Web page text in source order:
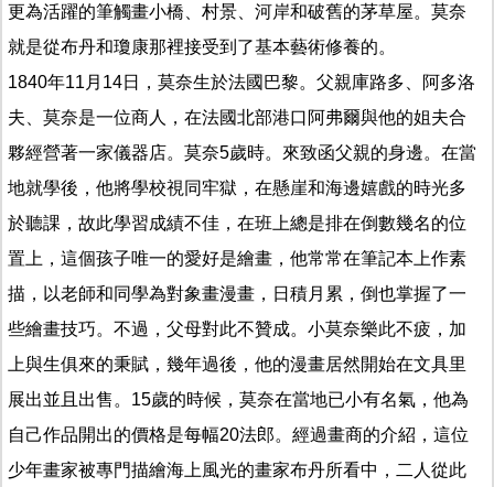
更為活躍的筆觸畫小橋、村景、河岸和破舊的茅草屋。莫奈
就是從布丹和瓊康那裡接受到了基本藝術修養的。
1840年11月14日，莫奈生於法國巴黎。父親庫路多、阿多洛
夫、莫奈是一位商人，在法國北部港口阿弗爾與他的姐夫合
夥經營著一家儀器店。莫奈5歲時。來致函父親的身邊。在當
地就學後，他將學校視同牢獄，在懸崖和海邊嬉戲的時光多
於聽課，故此學習成績不佳，在班上總是排在倒數幾名的位
置上，這個孩子唯一的愛好是繪畫，他常常在筆記本上作素
描，以老師和同學為對象畫漫畫，日積月累，倒也掌握了一
些繪畫技巧。不過，父母對此不贊成。小莫奈樂此不疲，加
上與生俱來的秉賦，幾年過後，他的漫畫居然開始在文具里
展出並且出售。15歲的時候，莫奈在當地已小有名氣，他為
自己作品開出的價格是每幅20法郎。經過畫商的介紹，這位
少年畫家被專門描繪海上風光的畫家布丹所看中，二人從此